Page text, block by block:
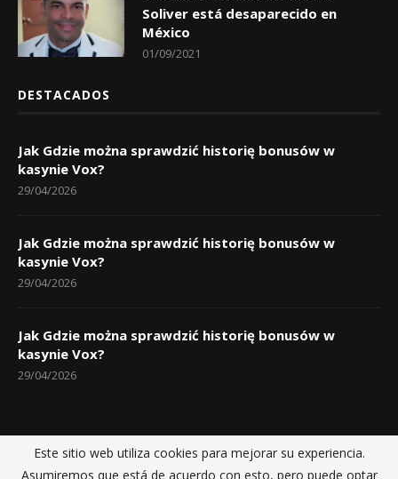
Soliver está desaparecido en
México
01/09/2021
DESTACADOS
Jak Gdzie można sprawdzić historię bonusów w
kasynie Vox?
29/04/2026
Jak Gdzie można sprawdzić historię bonusów w
kasynie Vox?
29/04/2026
Jak Gdzie można sprawdzić historię bonusów w
kasynie Vox?
29/04/2026
Inicio Políticas de privacidad Sobre nosotros Contactos
Este sitio web utiliza cookies para mejorar su experiencia.
Asumiremos que está de acuerdo con esto, pero puede optar